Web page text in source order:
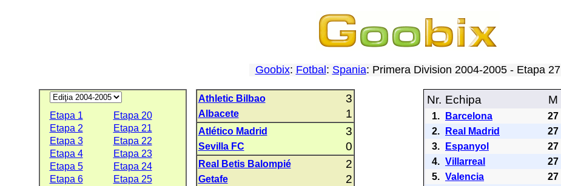
Goobix: Fotbal : Spania: Primera Division 2004-2005 - Etapa 27
Etapa 1
Etapa 20
Etapa 2
Etapa 21
Etapa 3
Etapa 22
Etapa 4
Etapa 23
Etapa 5
Etapa 24
Etapa 6
Etapa 25
Athletic Bilbao 3
Albacete 1
Atlético Madrid 3
Sevilla FC 0
Real Betis Balompié 2
Getafe 2
Nr. Echipa M
1. Barcelona 27
2.
Real Madrid 27
3.
Espanyol 27
4. Villarreal 27
5. Valencia 27